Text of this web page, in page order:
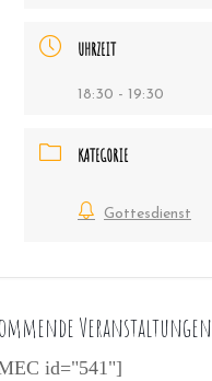
UHRZEIT
18:30 - 19:30
KATEGORIE
Gottesdienst
Veranstaltungen
id="541"]